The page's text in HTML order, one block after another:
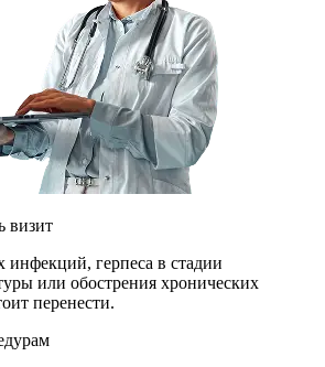
визит
герпеса в стадии
или обострения хронических
перенести.